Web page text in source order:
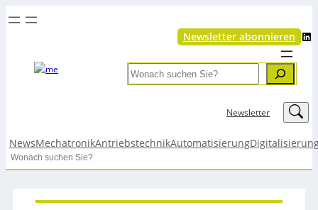
Newsletter abonnieren LinkedIn
Search
Newsletter LinkedIn
NewsMechatronikAntriebstechnikAutomatisierung
Search